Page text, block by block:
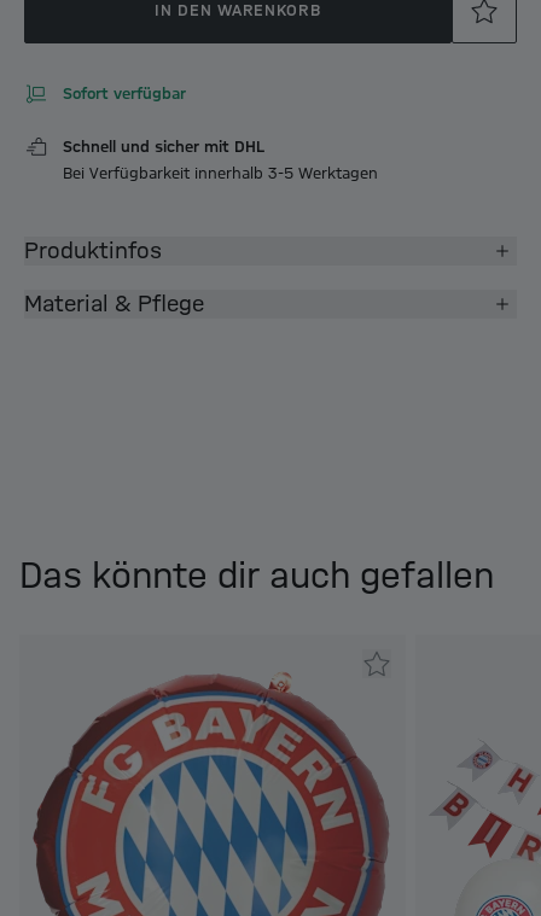
IN DEN WARENKORB
Sofort verfügbar
Schnell und sicher mit DHL
Bei Verfügbarkeit innerhalb 3-5 Werktagen
Produktinfos
Material & Pflege
Das könnte dir auch gefallen